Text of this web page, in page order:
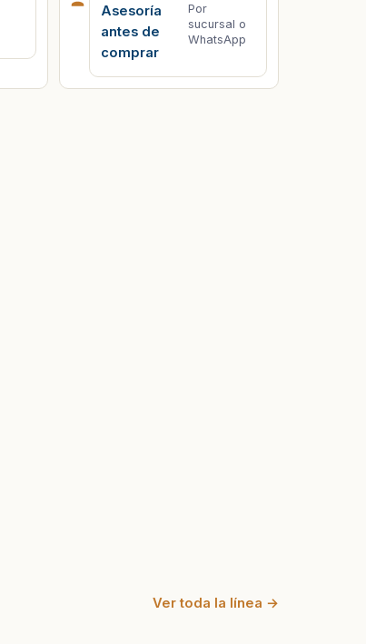
Asesoría
antes de
comprar
Por
sucursal o
WhatsApp
Ver toda la línea →